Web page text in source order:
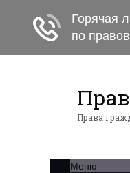
Права
Меню